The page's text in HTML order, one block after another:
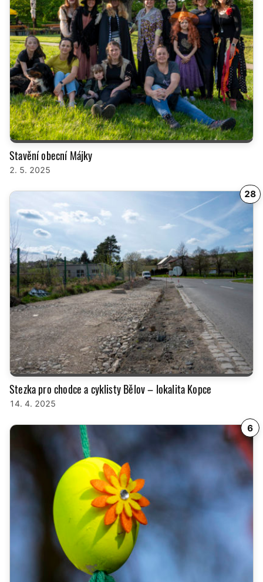
Stavění obecní Májky
2. 5. 2025
28
Stezka pro chodce a cyklisty Bělov – lokalita Kopce
14. 4. 2025
6